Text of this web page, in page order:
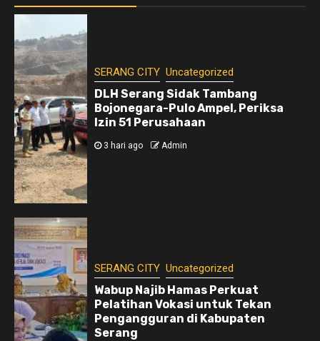
SERANG CITY Uncategorized
DLH Serang Sidak Tambang
Bojonegara-Pulo Ampel, Periksa
Izin 51 Perusahaan
3 hari ago Admin
SERANG CITY Uncategorized
Wabup Najib Hamas Perkuat
Pelatihan Vokasi untuk Tekan
Pengangguran di Kabupaten
Serang